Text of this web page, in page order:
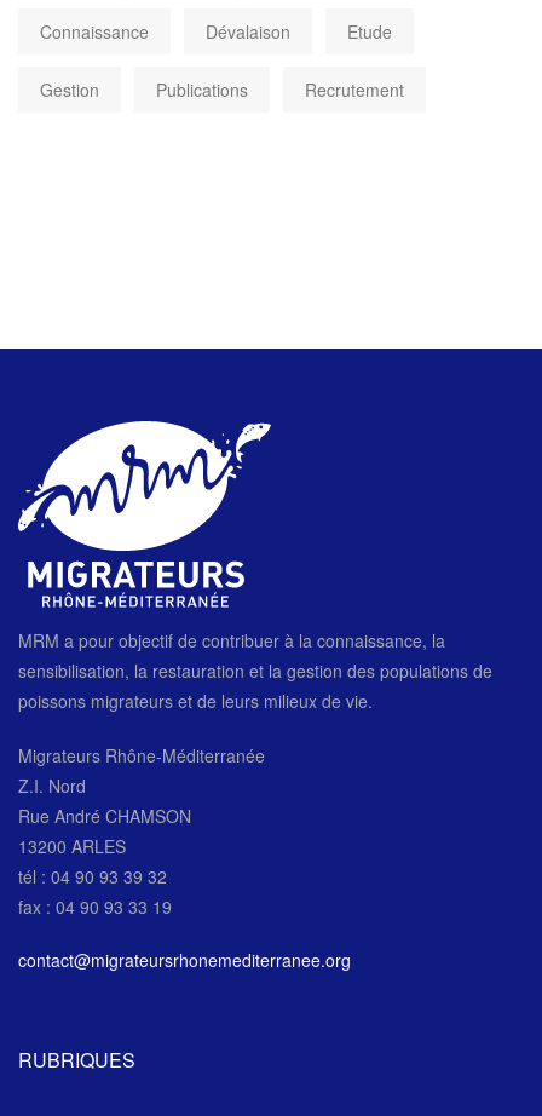
Connaissance Dévalaison Etude
Gestion Publications Recrutement
MRM a pour objectif de contribuer à la connaissance, la
sensibilisation, la restauration et la gestion des populations de
poissons migrateurs et de leurs milieux de vie.
Migrateurs Rhône-Méditerranée
Z.I. Nord
Rue André CHAMSON
13200 ARLES
tél : 04 90 93 39 32
fax : 04 90 93 33 19
contact@migrateursrhonemediterranee.org
RUBRIQUES